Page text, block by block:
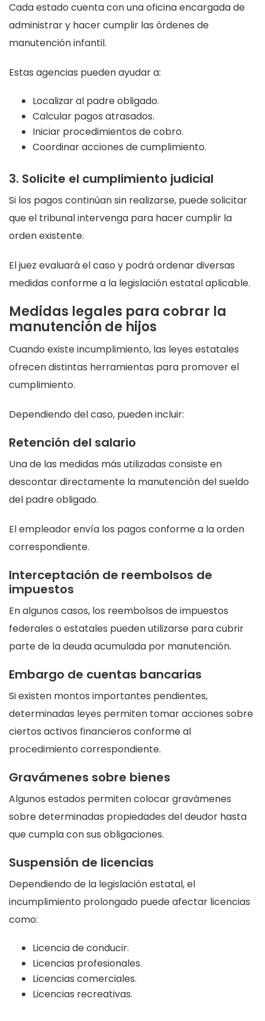
Cada estado cuenta con una oficina encargada de
administrar y hacer cumplir las órdenes de
manutención infantil.
Estas agencias pueden ayudar a:
Localizar al padre obligado.
Calcular pagos atrasados.
Iniciar procedimientos de cobro.
Coordinar acciones de cumplimiento.
3. Solicite el cumplimiento judicial
Si los pagos continúan sin realizarse, puede solicitar
que el tribunal intervenga para hacer cumplir la
orden existente.
El juez evaluará el caso y podrá ordenar diversas
medidas conforme a la legislación estatal aplicable.
Medidas legales para cobrar la
manutención de hijos
Cuando existe incumplimiento, las leyes estatales
ofrecen distintas herramientas para promover el
cumplimiento.
Dependiendo del caso, pueden incluir:
Retención del salario
Una de las medidas más utilizadas consiste en
descontar directamente la manutención del sueldo
del padre obligado.
El empleador envía los pagos conforme a la orden
correspondiente.
Interceptación de reembolsos de
impuestos
En algunos casos, los reembolsos de impuestos
federales o estatales pueden utilizarse para cubrir
parte de la deuda acumulada por manutención.
Embargo de cuentas bancarias
Si existen montos importantes pendientes,
determinadas leyes permiten tomar acciones sobre
ciertos activos financieros conforme al
procedimiento correspondiente.
Gravámenes sobre bienes
Algunos estados permiten colocar gravámenes
sobre determinadas propiedades del deudor hasta
que cumpla con sus obligaciones.
Suspensión de licencias
Dependiendo de la legislación estatal, el
incumplimiento prolongado puede afectar licencias
como:
Licencia de conducir.
Licencias profesionales.
Licencias comerciales.
Licencias recreativas.